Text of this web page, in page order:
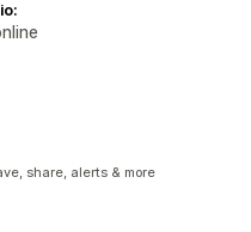
share, alerts & more